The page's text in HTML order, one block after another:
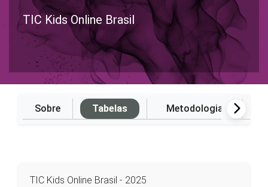
TIC Kids Online Brasil
Sobre Tabelas Metodologia
TIC Kids Online Brasil - 2025